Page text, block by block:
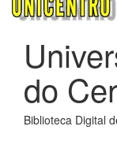
do
Biblioteca Digital